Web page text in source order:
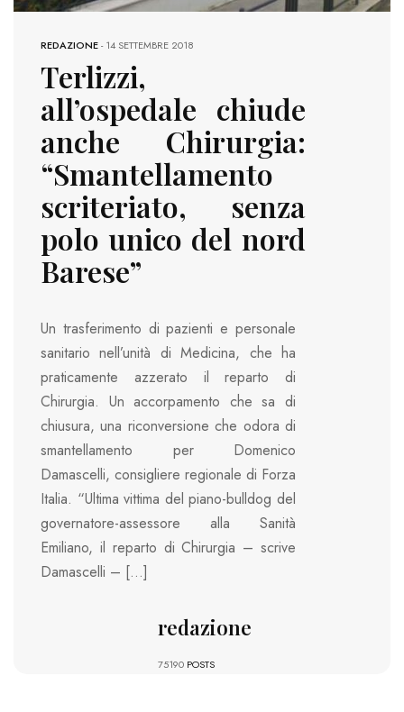
REDAZIONE-14 SETTEMBRE 2018
Terlizzi,
all’ospedale chiude
anche Chirurgia:
“Smantellamento
scriteriato, senza
polo unico del nord
Barese”
Un trasferimento di pazienti e personale
sanitario nell’unità di Medicina, che ha
praticamente azzerato il reparto di
Chirurgia. Un accorpamento che sa di
chiusura, una riconversione che odora di
smantellamento per Domenico
Damascelli, consigliere regionale di Forza
Italia. “Ultima vittima del piano-bulldog del
governatore-assessore alla Sanità
Emiliano, il reparto di Chirurgia – scrive
Damascelli – […]
redazione
75190 POSTS